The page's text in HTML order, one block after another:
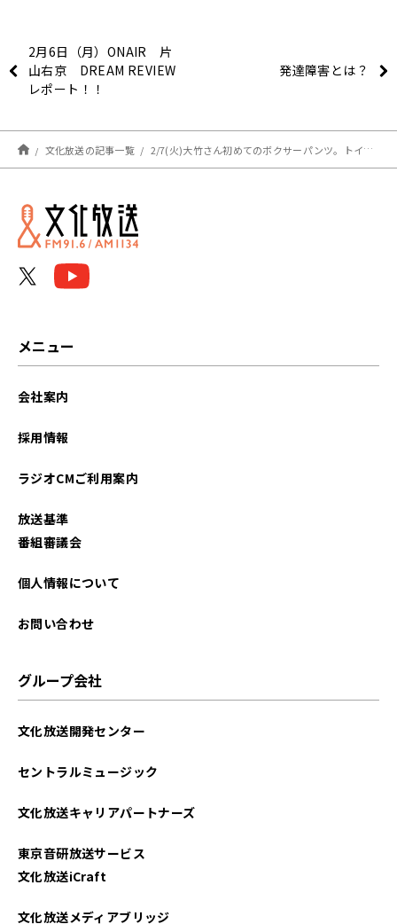
2月6日（月）ONAIR 片
山右京 DREAM REVIEW
レポート！！
発達障害とは？
文化放送の記事一覧 2/7(火)大竹さん初めてのボクサーパンツ。トイレでの悲劇！？
メニュー
会社案内
採用情報
ラジオCMご利用案内
放送基準
番組審議会
個人情報について
お問い合わせ
グループ会社
文化放送開発センター
セントラルミュージック
文化放送キャリアパートナーズ
東京音研放送サービス
文化放送iCraft
文化放送メディアブリッジ